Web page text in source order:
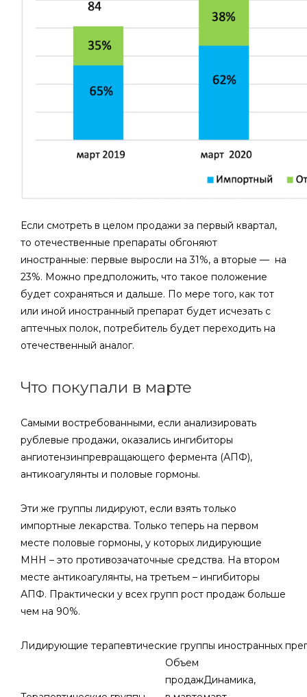
Если смотреть в целом продажи за первый квартал,
то отечественные препараты обгоняют
иностранные: первые выросли на 31%, а вторые — ­ на
23%. Можно предположить, что такое положение
будет сохраняться и дальше. По мере того, как тот
или иной иностранный препарат будет исчезать с
аптечных полок, потребитель будет переходить на
отечественный аналог.
Что покупали в марте
Самыми востребованными, если анализировать
рублевые продажи, оказались ингибиторы
ангиотензинпревращающего фермента (АПФ),
антикоагулянты и половые гормоны.
Эти же группы лидируют, если взять только
импортные лекарства. Только теперь на первом
месте половые гормоны, у которых лидирующие
МНН – это противозачаточные средства. На втором
месте антикоагулянты, на третьем – ингибиторы
АПФ. Практически у всех групп рост продаж больше
чем на 90%.
Лидирующие терапевтические группы иностранных
Объем
продажДинамика,